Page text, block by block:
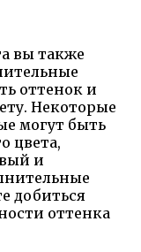
вы также
оттенок и
Некоторые
могут быть
цвета,
и
добиться
оттенка